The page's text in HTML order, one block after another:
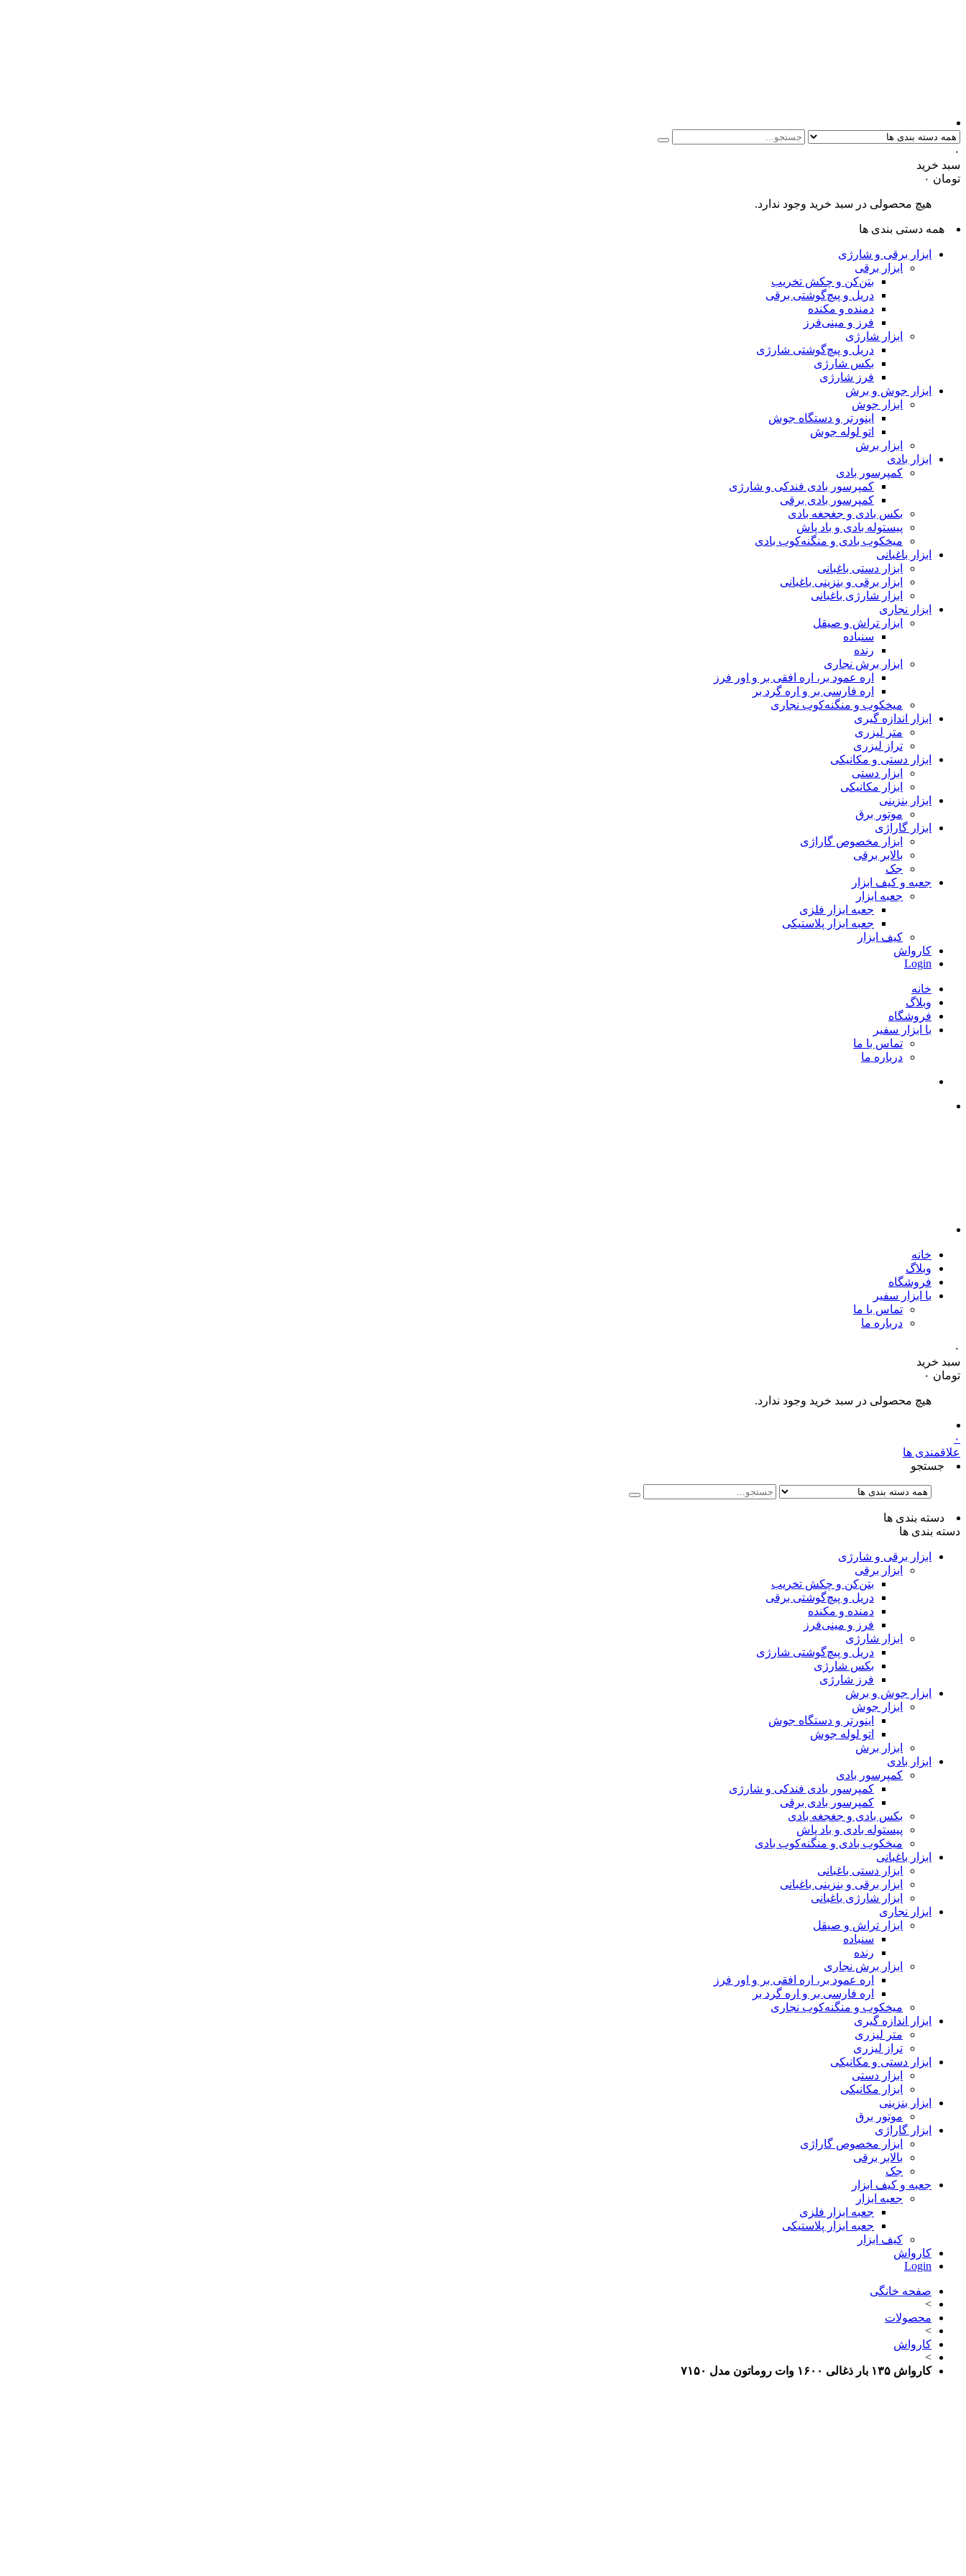
۰
سبد خرید
تومان
هیچ محصولی در سبد خرید وجود ندارد.
همه دستی بندی ها
ابزار برقی و شارژی
ابزار برقی
بتن‌کن و چکش تخریب
دریل و پیچ‌گوشتی برقی
دمنده و مکنده
فرز و مینی‌فرز
ابزار شارژی
دریل و پیچ‌گوشتی شارژی
بکس شارژی
فرز شارژی
ابزار جوش و برش
ابزار جوش
اینورتر و دستگاه جوش
اتو لوله جوش
ابزار برش
ابزار بادی
کمپرسور بادی
کمپرسور بادی فندکی و شارژی
کمپرسور بادی برقی
بکس بادی و جغجغه بادی
پیستوله بادی و باد پاش
میخکوب بادی و منگنه‌کوب بادی
ابزار باغبانی
ابزار دستی باغبانی
ابزار برقی و بنزینی باغبانی
ابزار شارژی باغبانی
ابزار نجاری
ابزار تراش و صیقل
سنباده
رنده
ابزار برش نجاری
اره عمود بر، اره افقی بر و اور فرز
اره فارسی بر و اره گرد بر
میخکوب و منگنه‌کوب نجاری
ابزار اندازه گیری
متر لیزری
تراز لیزری
ابزار دستی و مکانیکی
ابزار دستی
ابزار مکانیکی
ابزار بنزینی
موتور برق
ابزار گاراژی
ابزار مخصوص گاراژی
بالابر برقی
جک
جعبه و کیف ابزار
جعبه ابزار
جعبه ابزار فلزی
جعبه ابزار پلاستیکی
کیف ابزار
کارواش
Login
خانه
وبلاگ
فروشگاه
با ابزار سفیر
تماس با ما
درباره ما
خانه
وبلاگ
فروشگاه
با ابزار سفیر
تماس با ما
درباره ما
۰
سبد خرید
تومان
هیچ محصولی در سبد خرید وجود ندارد.
۰
علاقمندی ها
جستجو
دسته بندی ها
دسته بندی ها
ابزار برقی و شارژی
ابزار برقی
بتن‌کن و چکش تخریب
دریل و پیچ‌گوشتی برقی
دمنده و مکنده
فرز و مینی‌فرز
ابزار شارژی
دریل و پیچ‌گوشتی شارژی
بکس شارژی
فرز شارژی
ابزار جوش و برش
ابزار جوش
اینورتر و دستگاه جوش
اتو لوله جوش
ابزار برش
ابزار بادی
کمپرسور بادی
کمپرسور بادی فندکی و شارژی
کمپرسور بادی برقی
بکس بادی و جغجغه بادی
پیستوله بادی و باد پاش
میخکوب بادی و منگنه‌کوب بادی
ابزار باغبانی
ابزار دستی باغبانی
ابزار برقی و بنزینی باغبانی
ابزار شارژی باغبانی
ابزار نجاری
ابزار تراش و صیقل
سنباده
رنده
ابزار برش نجاری
اره عمود بر، اره افقی بر و اور فرز
اره فارسی بر و اره گرد بر
میخکوب و منگنه‌کوب نجاری
ابزار اندازه گیری
متر لیزری
تراز لیزری
ابزار دستی و مکانیکی
ابزار دستی
ابزار مکانیکی
ابزار بنزینی
موتور برق
ابزار گاراژی
ابزار مخصوص گاراژی
بالابر برقی
جک
جعبه و کیف ابزار
جعبه ابزار
جعبه ابزار فلزی
جعبه ابزار پلاستیکی
کیف ابزار
کارواش
Login
صفحه خانگی
>
محصولات
>
کارواش
>
کارواش ۱۳۵ بار ذغالی ۱۶۰۰ وات روماتون مدل ۷۱۵۰